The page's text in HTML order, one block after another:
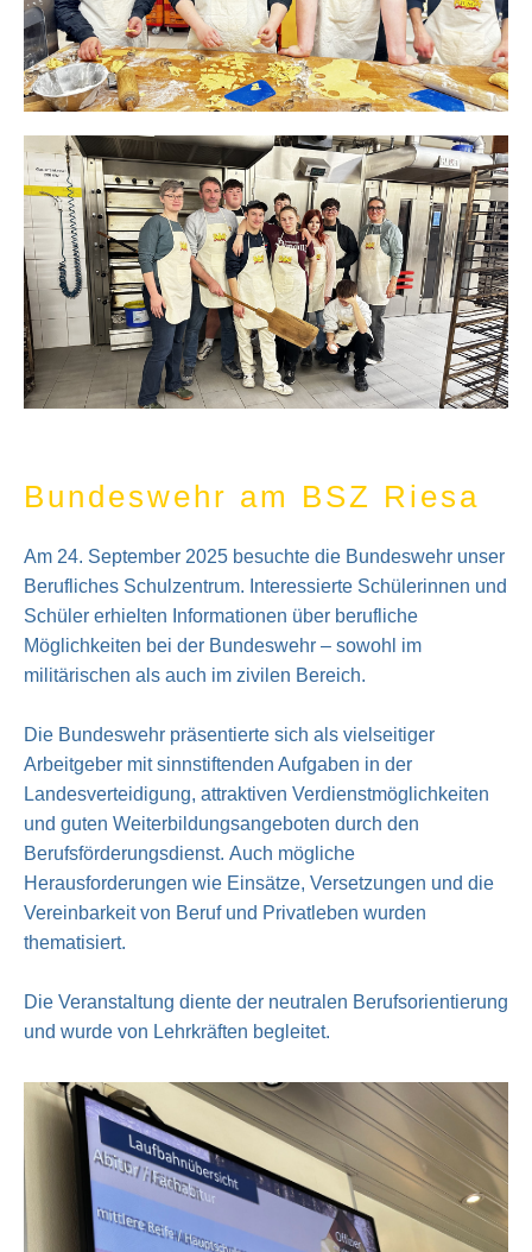
Bundeswehr am BSZ Riesa
Am 24. September 2025 besuchte die Bundeswehr unser
Berufliches Schulzentrum. Interessierte Schülerinnen und
Schüler erhielten Informationen über berufliche
Möglichkeiten bei der Bundeswehr – sowohl im
militärischen als auch im zivilen Bereich.
Die Bundeswehr präsentierte sich als vielseitiger
Arbeitgeber mit sinnstiftenden Aufgaben in der
Landesverteidigung, attraktiven Verdienstmöglichkeiten
und guten Weiterbildungsangeboten durch den
Berufsförderungsdienst. Auch mögliche
Herausforderungen wie Einsätze, Versetzungen und die
Vereinbarkeit von Beruf und Privatleben wurden
thematisiert.
Die Veranstaltung diente der neutralen Berufsorientierung
und wurde von Lehrkräften begleitet.